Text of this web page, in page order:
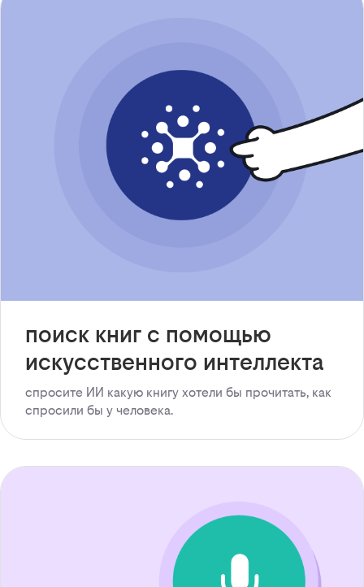
поиск книг с помощью
искусственного интеллекта
спросите ИИ какую книгу хотели бы прочитать, как
спросили бы у человека.